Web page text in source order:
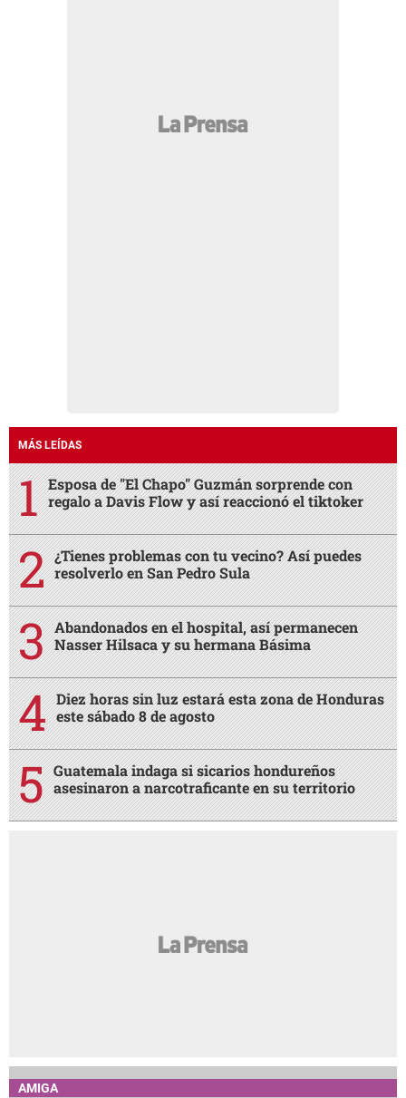
MÁS LEÍDAS
Esposa de "El Chapo" Guzmán sorprende con
regalo a Davis Flow y así reaccionó el tiktoker
¿Tienes problemas con tu vecino? Así puedes
resolverlo en San Pedro Sula
Abandonados en el hospital, así permanecen
Nasser Hilsaca y su hermana Básima
Diez horas sin luz estará esta zona de Honduras
este sábado 8 de agosto
Guatemala indaga si sicarios hondureños
asesinaron a narcotraficante en su territorio
AMIGA